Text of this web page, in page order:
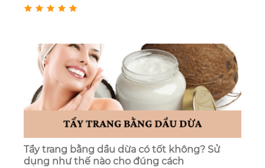
Tẩy trang bằng dầu dừa có tốt không? Sử
dụng như thế nào cho đúng cách